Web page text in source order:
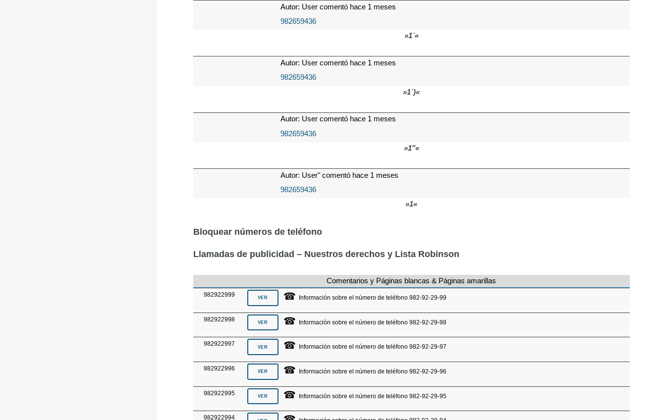
Autor: User comentó hace 1 meses
982659436
»1´«
Autor: User comentó hace 1 meses
982659436
»1´)«
Autor: User comentó hace 1 meses
982659436
»1"«
Autor: User" comentó hace 1 meses
982659436
»1«
Bloquear números de teléfono
Llamadas de publicidad – Nuestros derechos y Lista Robinson
Comentarios y Páginas blancas & Páginas amarillas
982922999 ☎ Información sobre el número de teléfono 982-92-29-99
982922998 ☎ Información sobre el número de teléfono 982-92-29-98
982922997 ☎ Información sobre el número de teléfono 982-92-29-97
982922996 ☎ Información sobre el número de teléfono 982-92-29-96
982922995 ☎ Información sobre el número de teléfono 982-92-29-95
982922994